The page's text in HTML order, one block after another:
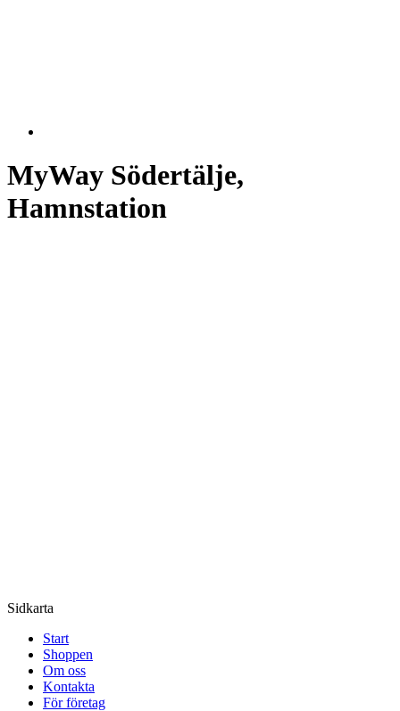
MyWay Södertälje,
Hamnstation
Sidkarta
Start
Shoppen
Om oss
Kontakta
För företag